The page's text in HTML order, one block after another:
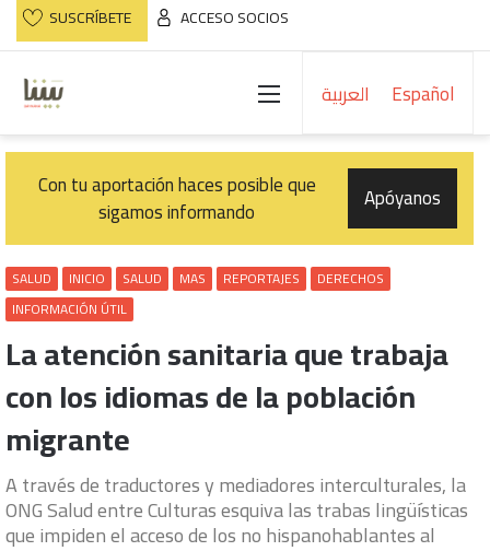
SUSCRÍBETE ACCESO SOCIOS
العربية Español
Menú
Con tu aportación haces posible que
sigamos informando Apóyanos
SALUD INICIO SALUD MAS REPORTAJES
DERECHOS
INFORMACIÓN ÚTIL
La atención sanitaria que trabaja
con los idiomas de la población
migrante
A través de traductores y mediadores interculturales, la
ONG Salud entre Culturas esquiva las trabas lingüísticas
que impiden el acceso de los no hispanohablantes al